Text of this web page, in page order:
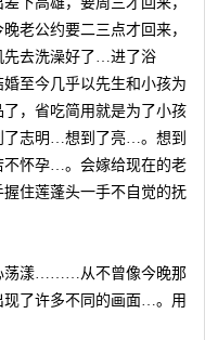
老公约要二三点才回来，
先去洗澡好了…进了浴
今几乎以先生和小孩为
，省吃简用就是为了小孩
志明…想到了亮…。想到
不怀孕…。会嫁给现在的老
住莲蓬头一手不自觉的抚
荡漾………从不曾像今晚那
了许多不同的画面…。用